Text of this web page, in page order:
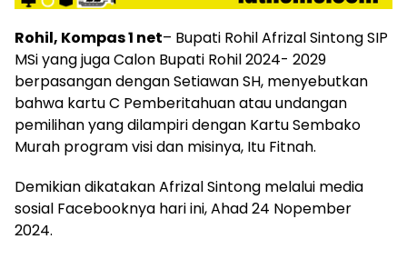
Rohil, Kompas 1 net– Bupati Rohil Afrizal Sintong SIP
MSi yang juga Calon Bupati Rohil 2024- 2029
berpasangan dengan Setiawan SH, menyebutkan
bahwa kartu C Pemberitahuan atau undangan
pemilihan yang dilampiri dengan Kartu Sembako
Murah program visi dan misinya, Itu Fitnah.
Demikian dikatakan Afrizal Sintong melalui media
sosial Facebooknya hari ini, Ahad 24 Nopember
2024.